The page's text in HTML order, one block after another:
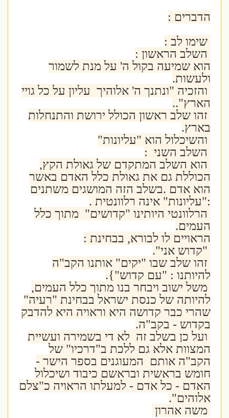
הדברים :
שימו לב :
השלב הראשון :
הוא שמיעה בקול ה' על מנת לשמור
ולעשות.
והזכיה "ונתנך ה' אלוהיך עליון על כל גויי
הארץ"..
זהו שלב ראשון הכולל ירושת והתנחלות
בארץ.
והשיכלול הוא "עליונות"
השלב השני :
הוא השלב המתקדם של גאולת הקץ,
הכוללת גם את גאולת כלל האדם באשר
הוא אדם .בשלב הזה המושגים משתנים
:"עליונות" אינה רלוונטית .
הרלוונטי היותינו "קדושים" מתוך כלל
העמים.
הראויים לו לבורא, בבחינת :
"קדוש אני".
זהו שלב שבו "יקים" אותנו הקב"ה
להיותנו : "עם קדוש"}.
משל ישוב ויבחר בנו מתוך כלל העמים,
להיותה של כנסת ישראל בבחינת "רעיה"
שהרי כבר קדושה היא וראויה היא להדבק
בקדוש - בקב"ה.
ועל כן בשלב זה לא די בשמירה ועשיית
המצוות אלא גם ללכת ב"דרכיו" של
הקב"ה אותם המעוגנים בספר הישר -
חומש בראשית ובראשם כיבוד ושיכלול
האדם - כל אדם - למעלתו הראויה כ"צלם
אלוהים".
משה אהרון